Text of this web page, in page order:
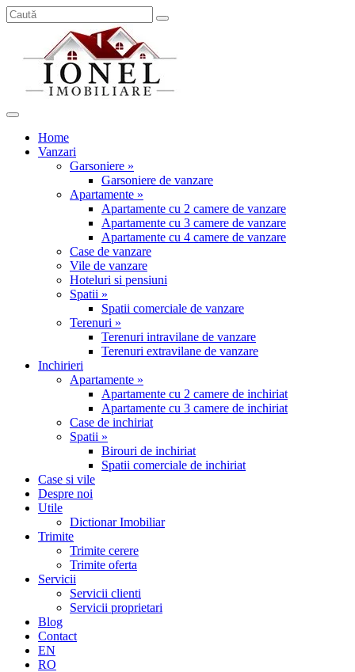
Home
Vanzari
Garsoniere »
Garsoniere de vanzare
Apartamente »
Apartamente cu 2 camere de vanzare
Apartamente cu 3 camere de vanzare
Apartamente cu 4 camere de vanzare
Case de vanzare
Vile de vanzare
Hoteluri si pensiuni
Spatii »
Spatii comerciale de vanzare
Terenuri »
Terenuri intravilane de vanzare
Terenuri extravilane de vanzare
Inchirieri
Apartamente »
Apartamente cu 2 camere de inchiriat
Apartamente cu 3 camere de inchiriat
Case de inchiriat
Spatii »
Birouri de inchiriat
Spatii comerciale de inchiriat
Case si vile
Despre noi
Utile
Dictionar Imobiliar
Trimite
Trimite cerere
Trimite oferta
Servicii
Servicii clienti
Servicii proprietari
Blog
Contact
EN
RO